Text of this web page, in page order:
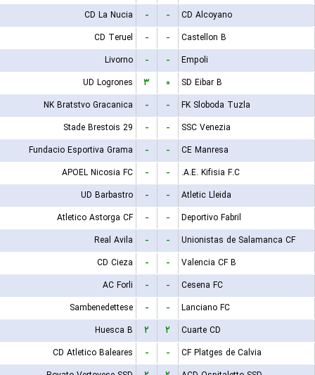
CD La Nucia
- -
CD Alcoyano
CD Teruel
- -
Castellon B
Livorno
- -
Empoli
UD Logrones
۳ ۰
SD Eibar B
NK Bratstvo Gracanica
- -
FK Sloboda Tuzla
Stade Brestois 29
- -
SSC Venezia
Fundacio Esportiva Grama
- -
CE Manresa
APOEL Nicosia FC
- -
A.E. Kifisia F.C.
UD Barbastro
- -
Atletic Lleida
Atletico Astorga CF
- -
Deportivo Fabril
Real Avila
- -
Unionistas de Salamanca CF
CD Cieza
- -
Valencia CF B
AC Forli
- -
Cesena FC
Sambenedettese
- -
Lanciano FC
Huesca B
۲ ۲
Cuarte CD
CD Atletico Baleares
- -
CF Platges de Calvia